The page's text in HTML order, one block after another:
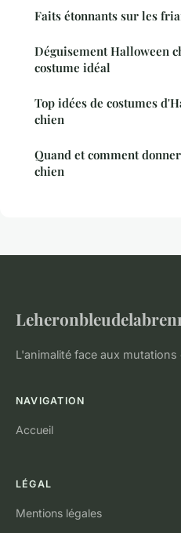
Faits étonnants sur les
Déguisement Halloween
costume idéal
Top idées de costumes
chien
Quand et comment
chien
L'animalité face aux mutations
NAVIGATION
Accueil
LÉGAL
Mentions légales